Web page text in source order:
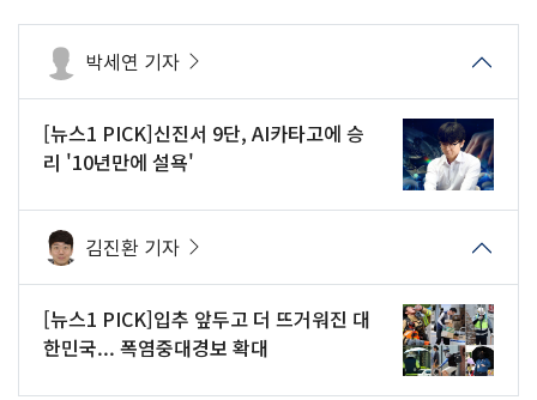
박세연 기자
[뉴스1 PICK]신진서 9단, AI카타고에 승
리 '10년만에 설욕'
김진환 기자
[뉴스1 PICK]입추 앞두고 더 뜨거워진 대
한민국... 폭염중대경보 확대